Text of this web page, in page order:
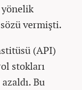
yönelik
vermişti.
(API)
stokları
Bu